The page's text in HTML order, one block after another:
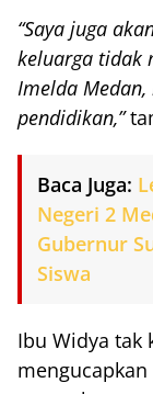
“Saya juga
keluarga tidak
Imelda
pendidikan,”
Baca Juga:
Negeri 2
Gubernur
Siswa
Ibu Widya tak